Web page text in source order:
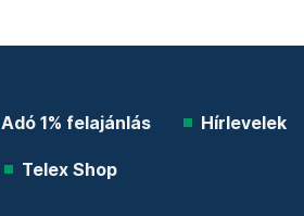
Adó 1% felajánlás Hírlevelek
Telex Shop